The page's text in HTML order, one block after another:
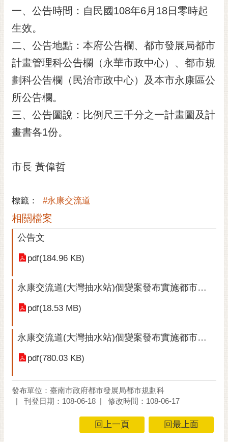
閱
子
報
市
民
信
箱
English
本
隱
私
權
政
資
宣
告
市
一、公告時間：自民國108年6月18日零時起
生效。
二、公告地點：本府公告欄、都市發展局都市
計畫管理科公告欄（永華市政中心）、都市規
劃科公告欄（民治市政中心）及本市永康區公
所公告欄。
三、公告圖說：比例尺三千分之一計畫圖及計
畫書各1份。
市長 黃偉哲
標籤： #永康交流道
相關檔案
公告文
pdf(184.96 KB)
永康交流道(大灣抽水站)個變案發布實施都市計畫書
pdf(18.53 MB)
永康交流道(大灣抽水站)個變案發布實施都市計畫圖
pdf(780.03 KB)
發布單位：臺南市政府都市發展局都市規劃科
刊登日期：108-06-18
修改時間：108-06-17
回上一頁 回最上面